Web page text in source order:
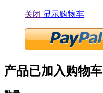
关闭 显示购物车
产品已加入购物车